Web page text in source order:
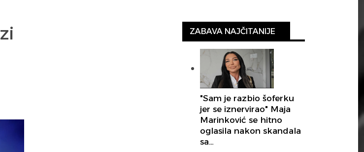
ZABAVA NAJČITANIJE
"Sam je razbio šoferku
jer se iznervirao" Maja
Marinković se hitno
oglasila nakon skandala
sa…